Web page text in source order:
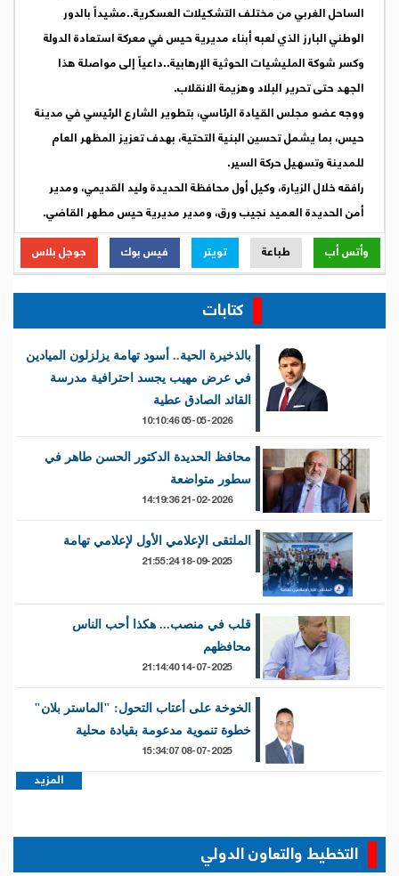
الساحل الغربي من مختلف التشكيلات العسكرية..مشيداً بالدور
الوطني البارز الذي لعبه أبناء مديرية حيس في معركة استعادة الدولة
وكسر شوكة المليشيات الحوثية الإرهابية..داعياً إلى مواصلة هذا
الجهد حتى تحرير البلاد وهزيمة الانقلاب.
ووجه عضو مجلس القيادة الرئاسي، بتطوير الشارع الرئيسي في مدينة
حيس، بما يشمل تحسين البنية التحتية، بهدف تعزيز المظهر العام
للمدينة وتسهيل حركة السير.
رافقه خلال الزيارة، وكيل أول محافظة الحديدة وليد القديمي، ومدير
أمن الحديدة العميد نجيب ورق، ومدير مديرية حيس مطهر القاضي.
وأتس أب
طباعة تويتر فيس بوك جوجل بلاس
كتابات
بالذخيرة الحية.. أسود تهامة يزلزلون الميادين
في عرض مهيب يجسد احترافية مدرسة
القائد الصادق عطية
05-05-2026 10:10:46
محافظ الحديدة الدكتور الحسن طاهر في
سطور متواضعة
21-02-2026 14:19:36
الملتقى الإعلامي الأول لإعلامي تهامة
قلب في منصب... هكذا أحب الناس
محافظهم
الخوخة على أعتاب التحول: "الماستر بلان"
خطوة تنموية مدعومة بقيادة محلية
المزيد
التخطيط والتعاون الدولي